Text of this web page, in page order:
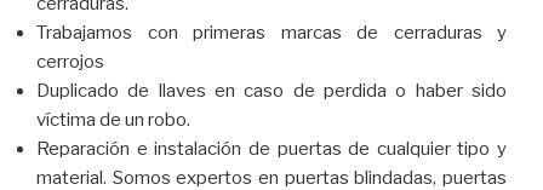
Trabajamos con primeras marcas de cerraduras y
cerrojos
Duplicado de llaves en caso de perdida o haber sido
víctima de un robo.
Reparación e instalación de puertas de cualquier tipo y
material. Somos expertos en puertas blindadas, puertas